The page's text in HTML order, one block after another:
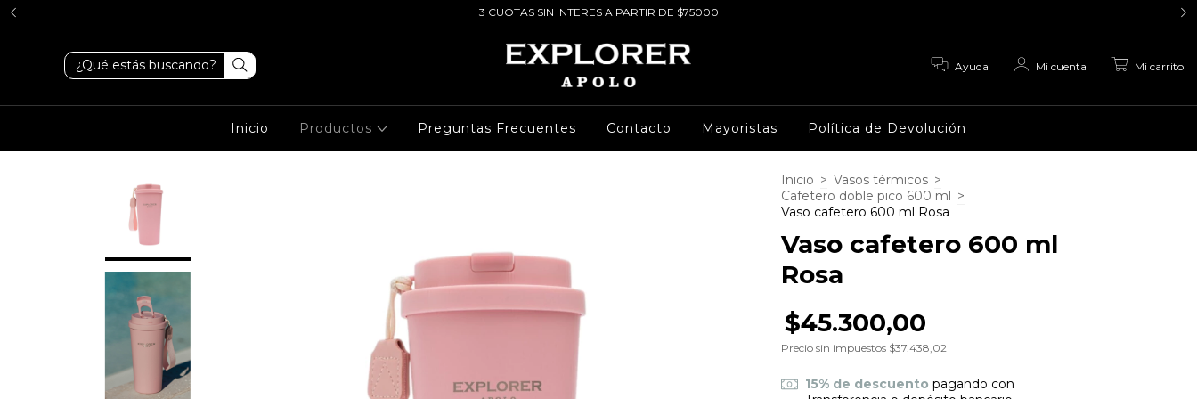
3 CUOTAS SIN INTERES A PARTIR DE $75000
Ayuda Mi cuenta Mi carrito
Inicio Productos Preguntas Frecuentes Contacto Mayoristas Política de Devolución
Inicio > Vasos térmicos >
Cafetero doble pico 600 ml >
Vaso cafetero 600 ml Rosa
Vaso cafetero 600 ml
Rosa
$45.300,00
Precio sin impuestos $37.438,02
15% de descuento pagando con